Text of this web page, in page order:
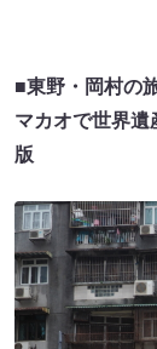
■東野・岡村の
マカオで世界遺
版